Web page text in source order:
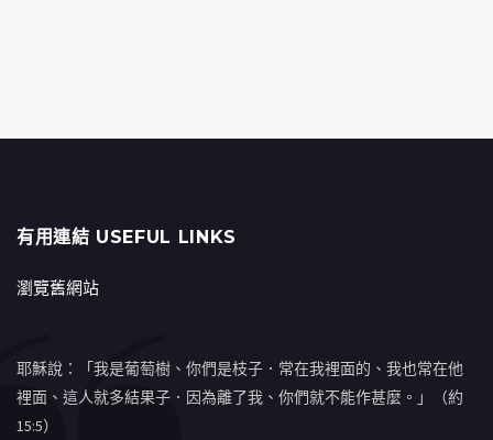
有用連結 USEFUL LINKS
瀏覽舊網站
耶穌說：「我是葡萄樹、你們是枝子．常在我裡面的、我也常在他
裡面、這人就多結果子．因為離了我、你們就不能作甚麼。」（約
15:5）